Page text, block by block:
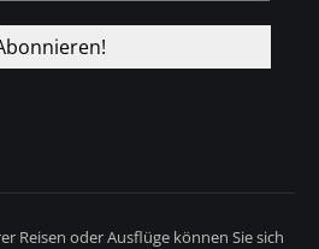
Reisen oder Ausflüge können Sie sich